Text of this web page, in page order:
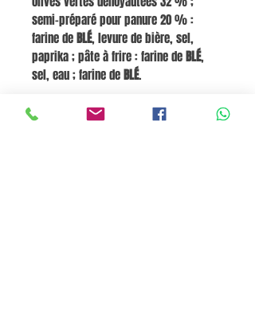
semi-préparé pour panure 20 % :
farine deBLÉ, levure de bière, sel,
paprika ; pâte à frire : farine deBLÉ,
sel, eau ; farine deBLÉ.
Allergènes :BLÉ, SOJA, LAIT.